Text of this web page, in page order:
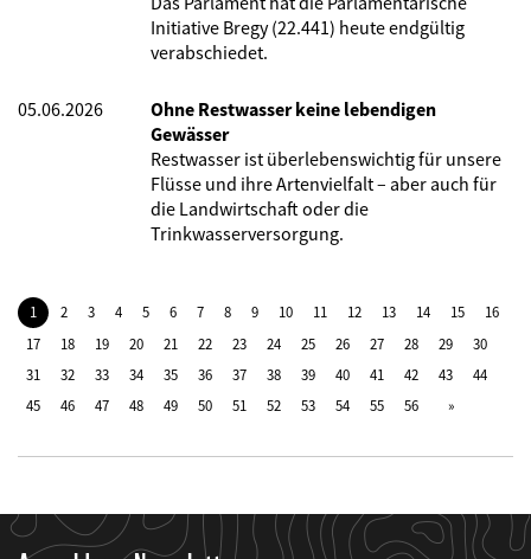
Initiative Bregy (22.441) heute endgültig
verabschiedet.
05.06.2026
Ohne Restwasser keine lebendigen
Gewässer
Restwasser ist überlebenswichtig für unsere
Flüsse und ihre Artenvielfalt – aber auch für
die Landwirtschaft oder die
Trinkwasserversorgung.
1 2 3 4 5 6 7 8 9 10 11 12 13 14 15
16
17
18 19 20 21 22 23 24 25 26 27 28 29
30
31
32 33 34 35 36 37 38 39 40 41 42 43
44
45
46 47 48 49 50 51 52 53 54 55 56